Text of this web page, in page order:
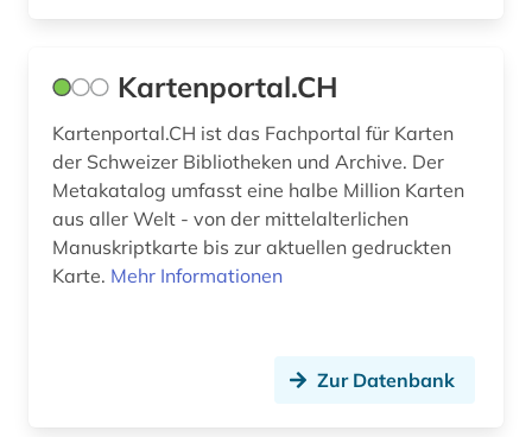
preis (2)
preußen (1)
privatbibliothek (1)
prüfzeugnis (1)
psychologe (1)
psychotherapeut (1)
Kartenportal.CH
Kartenportal.CH ist das Fachportal für Karten
der Schweizer Bibliotheken und Archive. Der
Metakatalog umfasst eine halbe Million Karten
aus aller Welt - von der mittelalterlichen
Manuskriptkarte bis zur aktuellen gedruckten
Karte. Mehr Informationen
Zur Datenbank